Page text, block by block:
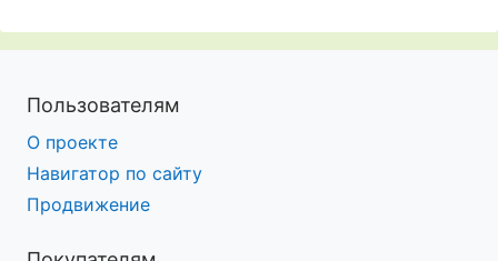
Пользователям
О проекте
Навигатор по сайту
Продвижение